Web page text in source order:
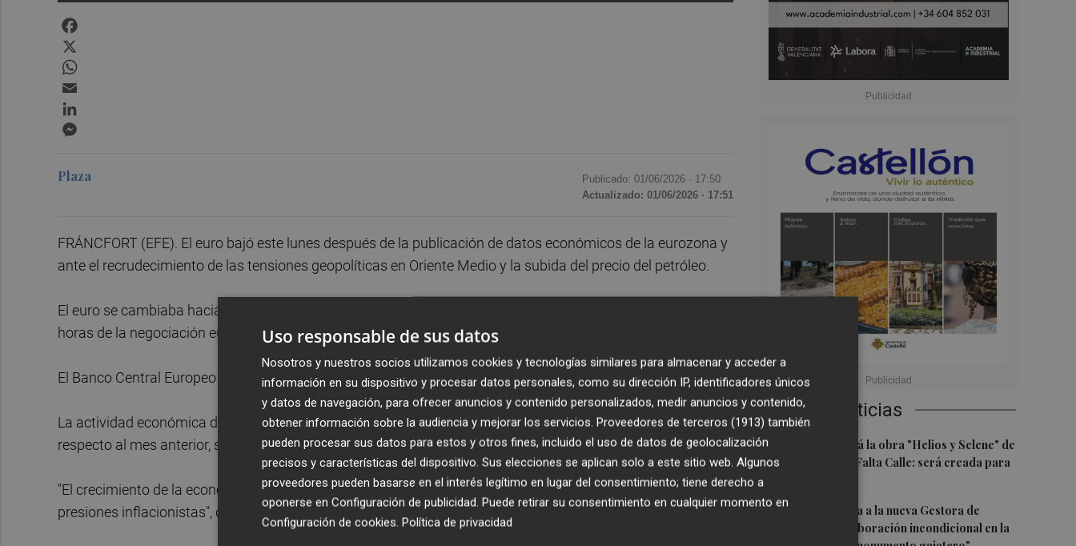
Últimas Noticias
1
Castelló acogerá la obra "Helios y Selene" de
la compañía Te Falta Calle: será creada para
2 Castelló traslada a la nueva Gestora de
Gaiates su "colaboración incondicional en la
Plaza Publicado: 01/06/2026 · 17:50
Actualizado: 01/06/2026 · 17:51
FRÁNCFORT (EFE). El euro bajó este lunes después de la publicación de datos económicos de la eurozona y
ante el recrudecimiento de las tensiones geopolíticas en Oriente Medio y la subida del precio del petróleo.
El euro se cambiaba hacia las 15.00 horas GMT a 1,1612 dólares, frente a los 1,1665 dólares en las últimas
horas de la negociación europea del mercado de divisas de la jornada anterior.
El Banco Central Europeo (BCE) fijó el cambio de referencia del euro en 1,1646 dólares.
La actividad económica de la industria estadounidense mejoró en mayo 1,3 puntos, hasta 54 puntos,
respecto al mes anterior, según el Instituto para la Gestión de Suministros (ISM).
"El crecimiento de la economía del sector manufacturero se atenúa en mayo debido al aumento de las
presiones inflacionistas", que ha estancado la demanda, dijo S&P.
Uso responsable de sus datos
Nosotros y nuestros socios utilizamos cookies y tecnologías similares para almacenar y acceder a
información en su dispositivo y procesar datos personales, como su dirección IP, identificadores únicos
y datos de navegación, para ofrecer anuncios y contenido personalizados, medir anuncios y contenido,
obtener información sobre la audiencia y mejorar los servicios. Proveedores de terceros (1913) también
pueden procesar sus datos para estos y otros fines, incluido el uso de datos de geolocalización
precisos y características del dispositivo. Sus elecciones se aplican solo a este sitio web. Algunos
proveedores pueden basarse en el interés legítimo en lugar del consentimiento; tiene derecho a
oponerse en Configuración de publicidad. Puede retirar su consentimiento en cualquier momento en
Configuración de cookies. Política de privacidad